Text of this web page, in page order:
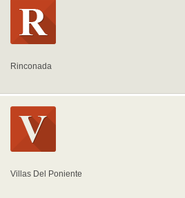
Rinconada
Villas Del Poniente